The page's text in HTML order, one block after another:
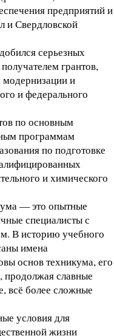
предприятий и
и Свердловской
серьезных
грантов,
модернизации и
и федерального
по основным
программам
по подготовке
и химического
— это опытные
специалисты с
В историю учебного
имена
основ техникума, его
продолжая славные
всё более сложные
условия для
жизни